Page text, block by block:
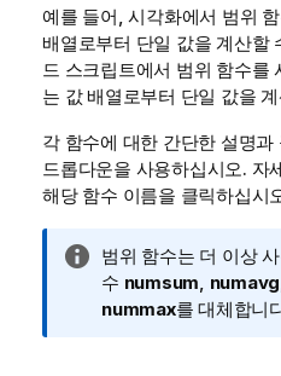
예를 들어, 시각화에서 범위
배열로부터 단일 값을 계산할
드 스크립트에서 범위 함수를
는 값 배열로부터 단일 값을
각 함수에 대한 간단한 설명
드롭다운을 사용하십시오. 자
해당 함수 이름을 클릭하십시
정
보
메
범위 함수는 더 이상
수 numsum, numavg
nummax를 대체합니